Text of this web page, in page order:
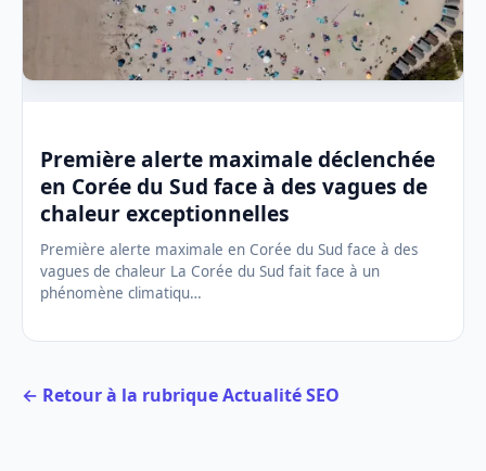
Première alerte maximale déclenchée
en Corée du Sud face à des vagues de
chaleur exceptionnelles
Première alerte maximale en Corée du Sud face à des
vagues de chaleur La Corée du Sud fait face à un
phénomène climatiqu…
← Retour à la rubrique Actualité SEO